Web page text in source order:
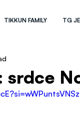
TIKKUN FAMILY TG
srdce